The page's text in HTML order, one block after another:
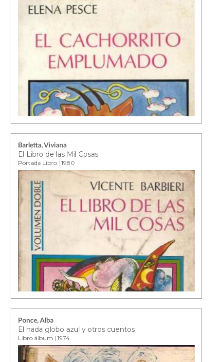
Barletta, Viviana
El Libro de las Mil Cosas
Portada Libro | 1980
Ponce, Alba
El hada globo azul y otros cuentos
Libro álbum | 1974